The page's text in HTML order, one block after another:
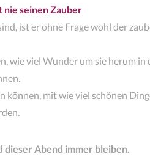
seinen Zauber
ist er ohne Frage wohl der
wie viel Wunder um sie herum in
können, mit wie viel schönen
Abend immer bleiben.